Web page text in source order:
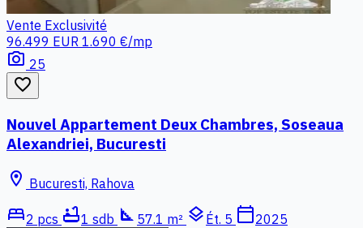
Vente Exclusivité
96.499 EUR 1.690 €/mp
photo_camera 25
favorite_border
Nouvel Appartement Deux Chambres, Soseaua
Alexandriei, Bucuresti
location_on Bucuresti, Rahova
bed2 pcs bathtub1 sdb square_foot 57.1 m² layers Ét. 5 calendar_today2025